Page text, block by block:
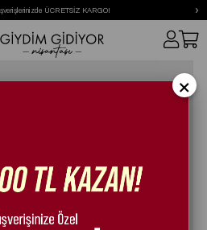
ÜCRETSİZ KARGO! ›
İnce Topuklu Ayakkabı Siyah
×